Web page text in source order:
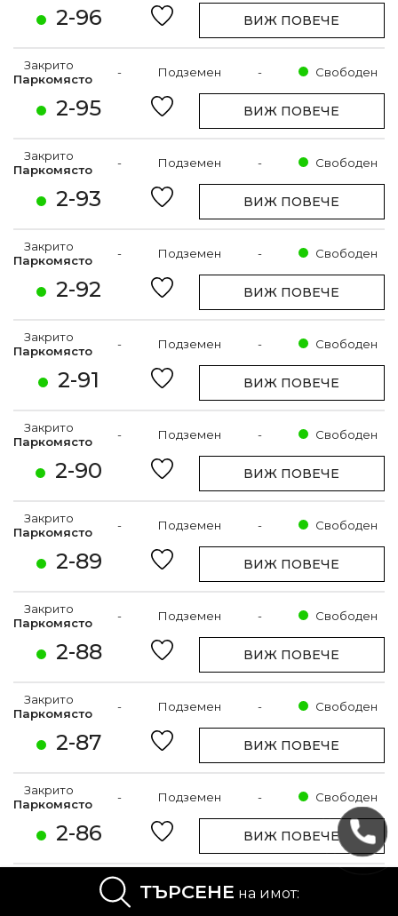
2-96 ВИЖ ПОВЕЧЕ
2-95
Закрито
Паркомясто
- Подземен - Свободен
ВИЖ ПОВЕЧЕ
2-93
Закрито
Паркомясто
- Подземен - Свободен
ВИЖ ПОВЕЧЕ
2-92
Закрито
Паркомясто
- Подземен - Свободен
ВИЖ ПОВЕЧЕ
2-91
Закрито
Паркомясто
- Подземен - Свободен
ВИЖ ПОВЕЧЕ
2-90
Закрито
Паркомясто
- Подземен - Свободен
ВИЖ ПОВЕЧЕ
2-89
Закрито
Паркомясто
- Подземен - Свободен
ВИЖ ПОВЕЧЕ
2-88
Закрито
Паркомясто
- Подземен - Свободен
ВИЖ ПОВЕЧЕ
2-87
Закрито
Паркомясто
- Подземен - Свободен
ВИЖ ПОВЕЧЕ
2-86
Закрито
Паркомясто
- Подземен - Свободен
ВИЖ ПОВЕЧЕ
- Подземен -
ТЪРСЕНЕ на имот: